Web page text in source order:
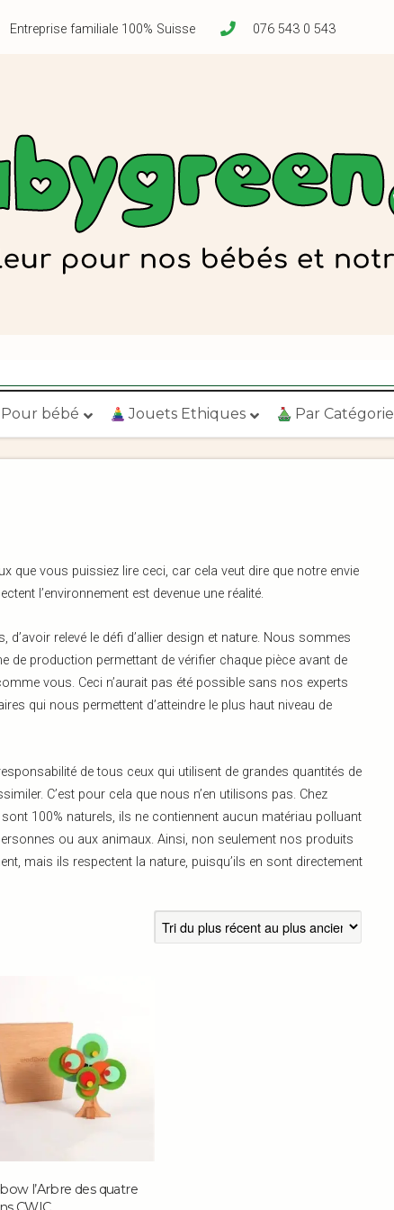
Entreprise familiale 100% Suisse 076 543 0 543
Pour bébé Jouets Ethiques Par Catégorie
que vous puissiez lire ceci, car cela veut dire que notre envie
l’environnement est devenue une réalité.
relevé le défi d’allier design et nature. Nous sommes
de production permettant de vérifier chaque pièce avant de
vous. Ceci n’aurait pas été possible sans nos experts
qui nous permettent d’atteindre le plus haut niveau de
de tous ceux qui utilisent de grandes quantités de
C’est pour cela que nous n’en utilisons pas. Chez
100% naturels, ils ne contiennent aucun matériau polluant
ou aux animaux. Ainsi, non seulement nos produits
mais ils respectent la nature, puisqu’ils en sont directement
l’Arbre des quatre